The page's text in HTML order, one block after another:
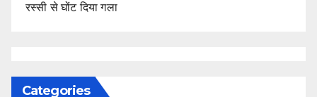
रस्सी से घोंट दिया गला
Categories